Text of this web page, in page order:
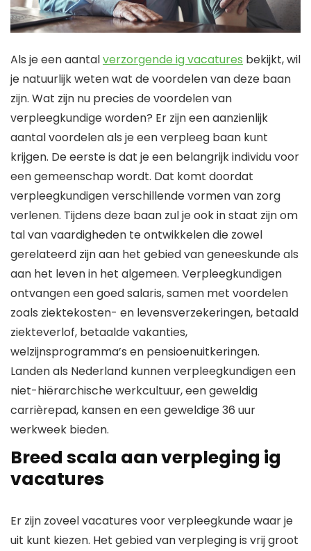
Als je een aantalverzorgende ig vacatures bekijkt, wil
je natuurlijk weten wat de voordelen van deze baan
zijn. Wat zijn nu precies de voordelen van
verpleegkundige worden? Er zijn een aanzienlijk
aantal voordelen als je een verpleeg baan kunt
krijgen. De eerste is dat je een belangrijk individu voor
een gemeenschap wordt. Dat komt doordat
verpleegkundigen verschillende vormen van zorg
verlenen. Tijdens deze baan zul je ook in staat zijn om
tal van vaardigheden te ontwikkelen die zowel
gerelateerd zijn aan het gebied van geneeskunde als
aan het leven in het algemeen. Verpleegkundigen
ontvangen een goed salaris, samen met voordelen
zoals ziektekosten- en levensverzekeringen, betaald
ziekteverlof, betaalde vakanties,
welzijnsprogramma’s en pensioenuitkeringen.
Landen als Nederland kunnen verpleegkundigen een
niet-hiërarchische werkcultuur, een geweldig
carrièrepad, kansen en een geweldige 36 uur
werkweek bieden.
Breed scala aan verpleging ig
vacatures
Er zijn zoveel vacatures voor verpleegkunde waar je
uit kunt kiezen. Het gebied van verpleging is vrij groot